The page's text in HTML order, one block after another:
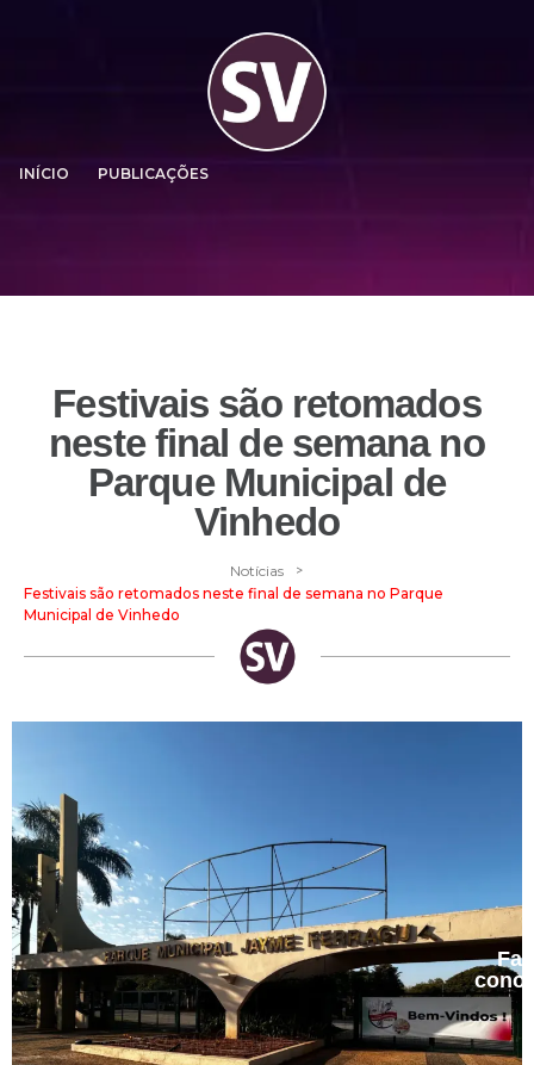
INÍCIO PUBLICAÇÕES
Festivais são retomados
neste final de semana no
Parque Municipal de
Vinhedo
Notícias >
Festivais são retomados neste final de semana no Parque
Municipal de Vinhedo